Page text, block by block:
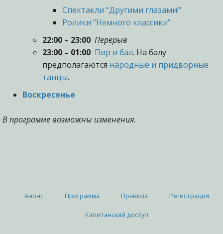
Cпектакли “Другими глазами!”
Ролики “Немного классики”
22:00 – 23:00 Перерыв
23:00 – 01:00 Пир и бал. На балу
предполагаются народные и придворные
танцы.
Воскресенье
В программе возможны изменения.
Анонс Программа Правила Регистрация
Капитанский доступ